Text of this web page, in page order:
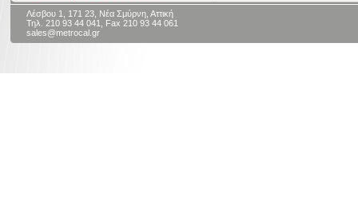
Λέσβου 1, 171 23, Νέα Σμύρνη, Αττική
Τηλ. 210 93 44 041, Fax 210 93 44 061
sales@metrocal.gr